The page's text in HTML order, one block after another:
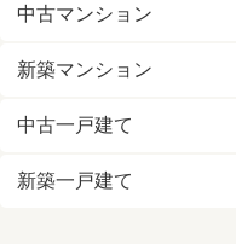
中古マンション
新築マンション
中古一戸建て
新築一戸建て